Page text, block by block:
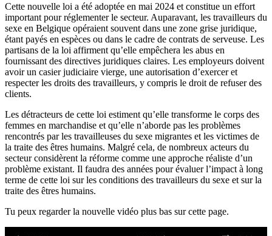
Cette nouvelle loi a été adoptée en mai 2024 et constitue un effort
important pour réglementer le secteur. Auparavant, les travailleurs du
sexe en Belgique opéraient souvent dans une zone grise juridique,
étant payés en espèces ou dans le cadre de contrats de serveuse. Les
partisans de la loi affirment qu’elle empêchera les abus en
fournissant des directives juridiques claires. Les employeurs doivent
avoir un casier judiciaire vierge, une autorisation d’exercer et
respecter les droits des travailleurs, y compris le droit de refuser des
clients.
Les détracteurs de cette loi estiment qu’elle transforme le corps des
femmes en marchandise et qu’elle n’aborde pas les problèmes
rencontrés par les travailleuses du sexe migrantes et les victimes de
la traite des êtres humains. Malgré cela, de nombreux acteurs du
secteur considèrent la réforme comme une approche réaliste d’un
problème existant. Il faudra des années pour évaluer l’impact à long
terme de cette loi sur les conditions des travailleurs du sexe et sur la
traite des êtres humains.
Tu peux regarder la nouvelle vidéo plus bas sur cette page.